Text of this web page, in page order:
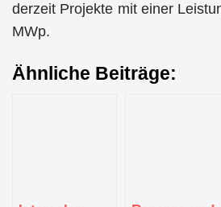
derzeit Projekte mit einer
MWp.
Ähnliche Beiträge: